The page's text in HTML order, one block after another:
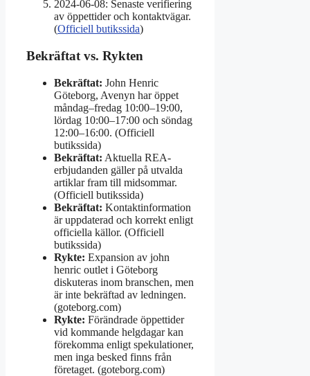
2024-06-08: Senaste verifiering
av öppettider och kontaktvägar.
(Officiell butikssida)
Bekräftat vs. Rykten
Bekräftat: John Henric
Göteborg, Avenyn har öppet
måndag–fredag 10:00–19:00,
lördag 10:00–17:00 och söndag
12:00–16:00. (Officiell
butikssida)
Bekräftat: Aktuella REA-
erbjudanden gäller på utvalda
artiklar fram till midsommar.
(Officiell butikssida)
Bekräftat: Kontaktinformation
är uppdaterad och korrekt enligt
officiella källor. (Officiell
butikssida)
Rykte: Expansion av john
henric outlet i Göteborg
diskuteras inom branschen, men
är inte bekräftad av ledningen.
(goteborg.com)
Rykte: Förändrade öppettider
vid kommande helgdagar kan
förekomma enligt spekulationer,
men inga besked finns från
företaget. (goteborg.com)